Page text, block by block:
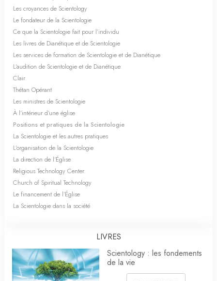
Les croyances de Scientology
Le fondateur de la Scientologie
Ce que la Scientologie fait pour l’individu
Les livres de Dianétique et de Scientologie
Les services de formation de Scientologie et de Dianétique
L’audition de Scientologie et de Dianétique
Clair
Thétan Opérant
Les ministres de Scientologie
À l’intérieur d’une église
Positions et pratiques de la Scientologie
La Scientologie et les autres pratiques
L’organisation de la Scientologie
La direction de l’Église
Religious Technology Center
Church of Spiritual Technology
Le financement de l’Église
La Scientologie dans la société
LIVRES
Scientology : les fondements
de la vie